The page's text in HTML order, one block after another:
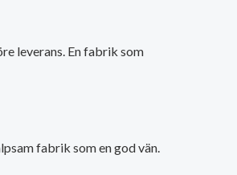
leverans. En fabrik som
fabrik som en god vän.